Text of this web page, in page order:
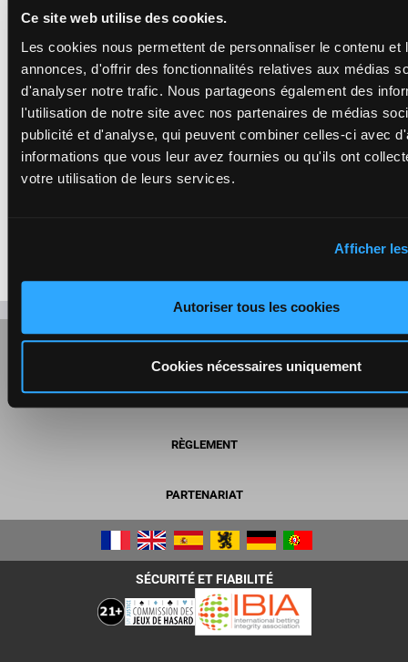
Ce site web utilise des cookies.
Les cookies nous permettent de personnaliser le contenu et
annonces, d'offrir des fonctionnalités relatives aux médias
d'analyser notre trafic. Nous partageons également des
l'utilisation de notre site avec nos partenaires de médias
publicité et d'analyse, qui peuvent combiner celles-ci avec
informations que vous leur avez fournies ou qu'ils ont
votre utilisation de leurs services.
Afficher
Autoriser tous les cookies
Cookies nécessaires uniquement
5 PHILAU Après une
rentrée très satisfaisante sur cette piste la semaine dernière,
JEU RESPONSABLE
CGU
RÈGLEMENT
PARTENARIAT
SÉCURITÉ ET FIABILITÉ